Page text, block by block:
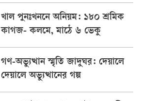
খাল পুনঃখননে অনিয়ম: ১৮০ শ্রমিক
কাগজ- কলমে, মাঠে ৬ ভেকু
গণ-অভ্যুত্থান স্মৃতি জাদুঘর: দেয়ালে
দেয়ালে অভ্যুত্থানের গল্প